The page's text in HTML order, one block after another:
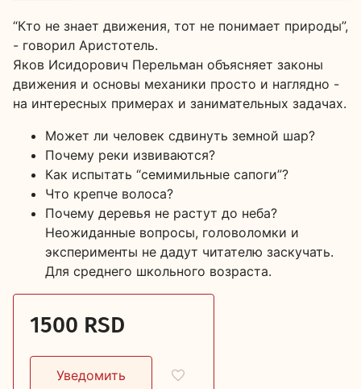
“Кто не знает движения, тот не понимает природы”,
- говорил Аристотель.
Яков Исидорович Перельман объясняет законы
движения и основы механики просто и наглядно -
на интересных примерах и занимательных задачах.
Может ли человек сдвинуть земной шар?
Почему реки извиваются?
Как испытать “семимильные сапоги”?
Что крепче волоса?
Почему деревья не растут до неба?
Неожиданные вопросы, головоломки и
эксперименты не дадут читателю заскучать.
Для среднего школьного возраста.
1500 RSD